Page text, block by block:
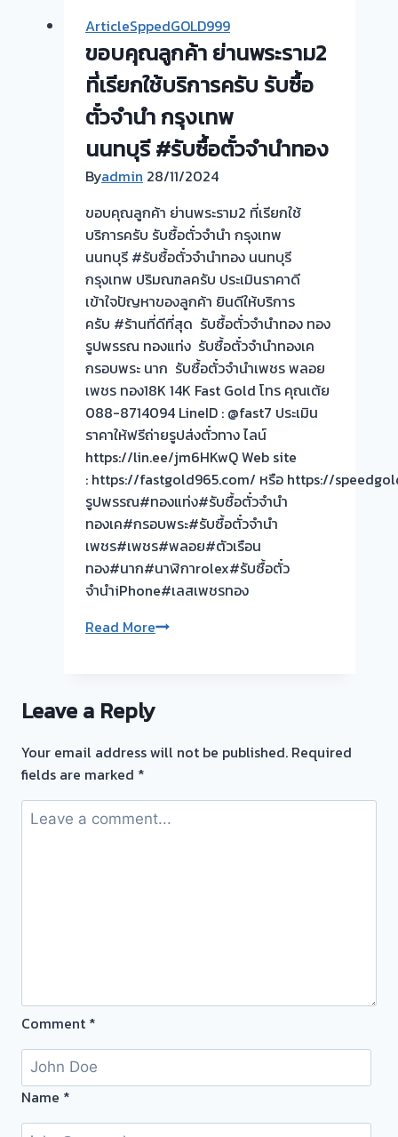
ทอง
ยินดี
บริการ
รับ
ไถ่ถอน
ถึง
จำนำ
ร้าน
ทอง
ประเมิน
หน้า
ตั๋ว
ฟรี
จ่าย
สด
ทันที
ไม่
ต้อง
รอ
จบไว
📌
ผล
งาน
วัน
ซื้อ
ทอง
นนทบุรี
ซื้อ
ฟรี
นนทบุรี
ArticleSppedGOLD999
ขอบคุณลูกค้า ย่านพระราม2
ที่เรียกใช้บริการครับ รับซื้อ
ตั๋วจำนำ กรุงเทพ
นนทบุรี #รับซื้อตั๋วจำนำทอง
Byadmin 28/11/2024
ขอบคุณลูกค้า ย่านพระราม2 ที่เรียกใช้
บริการครับ รับซื้อตั๋วจำนำ กรุงเทพ
นนทบุรี #รับซื้อตั๋วจำนำทอง นนทบุรี
กรุงเทพ ปริมณฑลครับ ประเมินราคาดี
เข้าใจปัญหาของลูกค้า ยินดีให้บริการ
ครับ #ร้านที่ดีที่สุด รับซื้อตั๋วจำนำทอง ทอง
รูปพรรณ ทองแท่ง รับซื้อตั๋วจำนำทองเค
กรอบพระ นาก รับซื้อตั๋วจำนำเพชร พลอย
เพชร ทอง18K 14K Fast Gold โทร คุณเต้ย
088-8714094 LineID : @fast7 ประเมิน
ราคาให้ฟรีถ่ายรูปส่งตั๋วทาง ไลน์
https://lin.ee/jm6HKwQ Web site
: https://fastgold965.com/ หรือ https://
รูปพรรณ#ทองแท่ง#รับซื้อตั๋วจำนำ
ทองเค#กรอบพระ#รับซื้อตั๋วจำนำ
เพชร#เพชร#พลอย#ตัวเรือน
ทอง#นาก#นาฬิกาrolex#รับซื้อตั๋ว
จำนำiPhone#เลสเพชรทอง
Read Moreขอบคุณ
ที่
ใช้
ครับ
รับ
จำนำ
Leave a Reply
Your email address will not be published. Required
fields are marked *
Comment *
Name *